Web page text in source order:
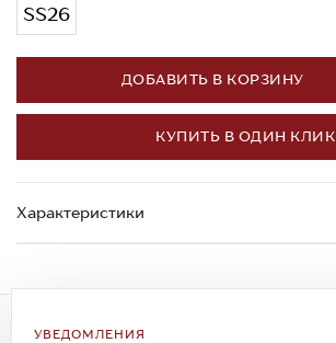
SS26
ДОБАВИТЬ В КОРЗИНУ
КУПИТЬ В ОДИН КЛИК
Характеристики
УВЕДОМЛЕНИЯ
Подписаться на рассылку